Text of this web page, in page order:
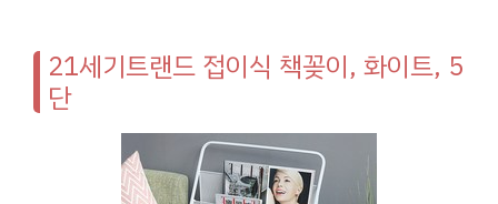
21세기트랜드 접이식 책꽂이, 화이트, 5
단